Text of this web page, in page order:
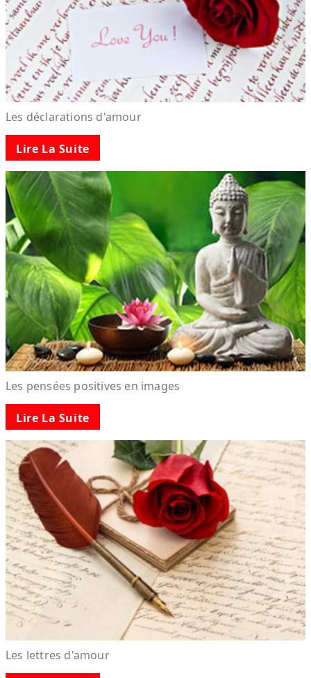
Les déclarations d'amour
Lire La Suite
Les pensées positives en images
Lire La Suite
Les lettres d'amour